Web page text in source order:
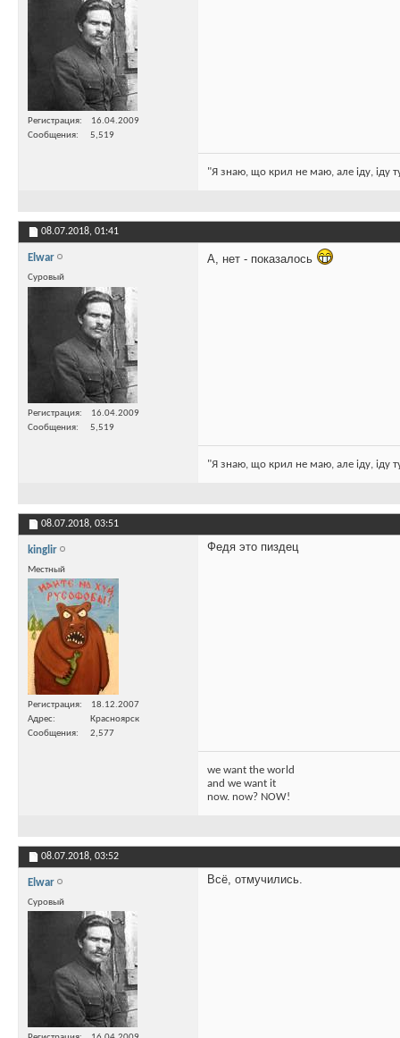
Регистрация
16.04.2009
Сообщения
5,519
"Я знаю, що крил не маю, але іду, іду
08.07.2018, 01:41
Elwar
Суровый
Регистрация
16.04.2009
Сообщения
5,519
А, нет - показалось
"Я знаю, що крил не маю, але іду, іду
08.07.2018, 03:51
kinglir
Местный
Регистрация
18.12.2007
Адрес
Красноярск
Сообщения
2,577
Федя это пиздец
we want the world
and we want it
now. now? NOW!
08.07.2018, 03:52
Elwar
Суровый
Всё, отмучились.